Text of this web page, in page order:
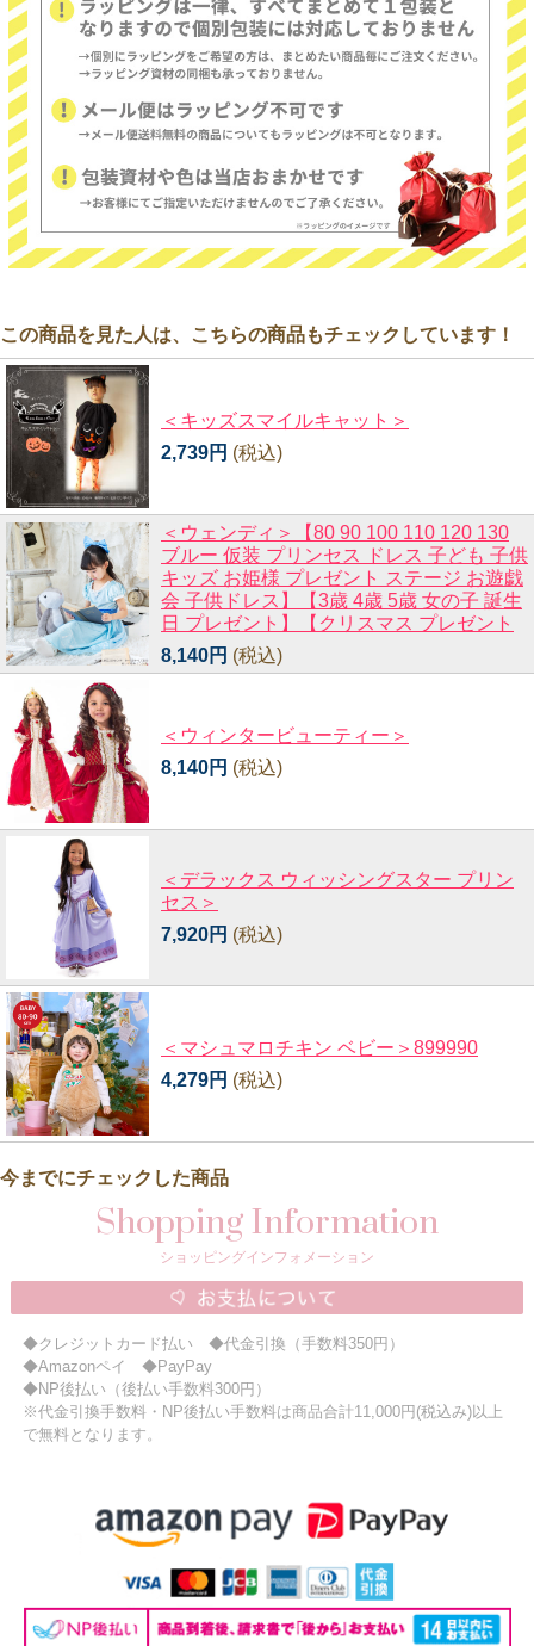
この商品を見た人は、こちらの商品もチェックしています！
＜キッズスマイルキャット＞
2,739円 (税込)
＜ウェンディ＞【80 90 100 110 120 130
ブルー 仮装 プリンセス ドレス 子ども 子供
キッズ お姫様 プレゼント ステージ お遊戯
会 子供ドレス】【3歳 4歳 5歳 女の子 誕生
日 プレゼント】【クリスマス プレゼント
8,140円 (税込)
＜ウィンタービューティー＞
8,140円 (税込)
＜デラックス ウィッシングスター プリン
セス＞
7,920円 (税込)
＜マシュマロチキン ベビー＞899990
4,279円 (税込)
今までにチェックした商品
Shopping Information
ショッピングインフォメーション
◆クレジットカード払い ◆代金引換（手数料350円）
◆Amazonペイ ◆PayPay
◆NP後払い（後払い手数料300円）
※代金引換手数料・NP後払い手数料は商品合計11,000円(税込み)以上
で無料となります。